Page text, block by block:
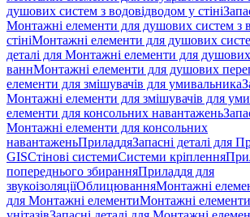
душових систем з водовідводом у стіні
Монтажні елементи для душових систем з
стініМонтажні елементи для душових
деталі для Монтажні елементи для
ваннМонтажні елементи для душових
елементи для змішувачів для умивальника
Монтажні елементи для змішувачів для
елементи для консольних навантажень
Монтажні елементи для консольних
навантаженьПриладдяЗапасні деталі для
GISСтінові системиСистеми кріплення
попереднього збиранняПриладдя для
звукоізоляціїОблицюванняМонтажні
для Монтажні елементиМонтажні